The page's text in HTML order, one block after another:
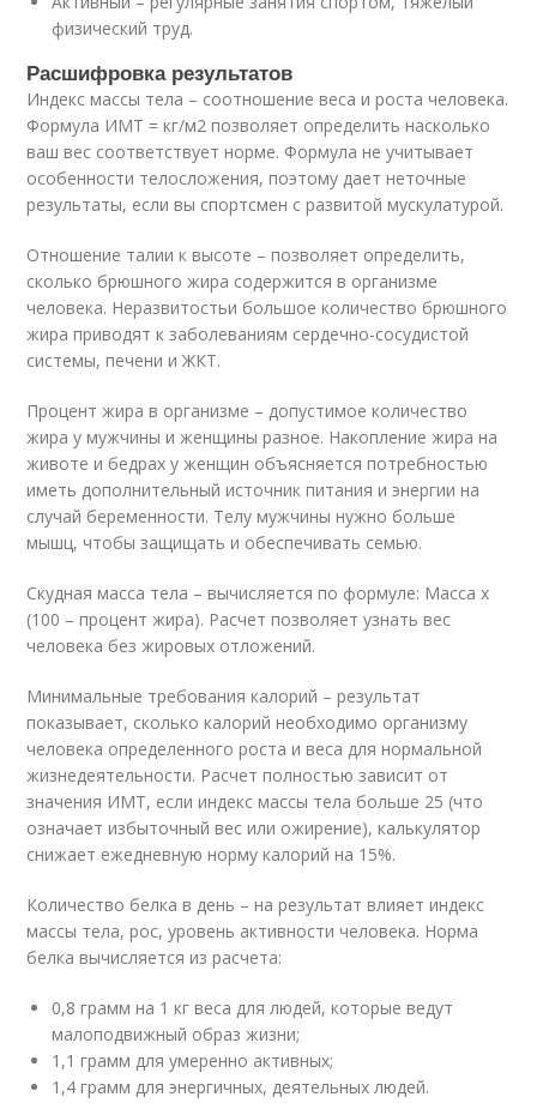
физический труд.
Расшифровка результатов
Индекс массы тела – соотношение веса и роста человека.
Формула ИМТ = кг/м2 позволяет определить насколько
ваш вес соответствует норме. Формула не учитывает
особенности телосложения, поэтому дает неточные
результаты, если вы спортсмен с развитой мускулатурой.
Отношение талии к высоте – позволяет определить,
сколько брюшного жира содержится в организме
человека. Неразвитостьи большое количество брюшного
жира приводят к заболеваниям сердечно-сосудистой
системы, печени и ЖКТ.
Процент жира в организме – допустимое количество
жира у мужчины и женщины разное. Накопление жира на
животе и бедрах у женщин объясняется потребностью
иметь дополнительный источник питания и энергии на
случай беременности. Телу мужчины нужно больше
мышц, чтобы защищать и обеспечивать семью.
Скудная масса тела – вычисляется по формуле: Масса х
(100 – процент жира). Расчет позволяет узнать вес
человека без жировых отложений.
Минимальные требования калорий – результат
показывает, сколько калорий необходимо организму
человека определенного роста и веса для нормальной
жизнедеятельности. Расчет полностью зависит от
значения ИМТ, если индекс массы тела больше 25 (что
означает избыточный вес или ожирение), калькулятор
снижает ежедневную норму калорий на 15%.
Количество белка в день – на результат влияет индекс
массы тела, рос, уровень активности человека. Норма
белка вычисляется из расчета:
0,8 грамм на 1 кг веса для людей, которые ведут
малоподвижный образ жизни;
1,1 грамм для умеренно активных;
1,4 грамм для энергичных, деятельных людей.